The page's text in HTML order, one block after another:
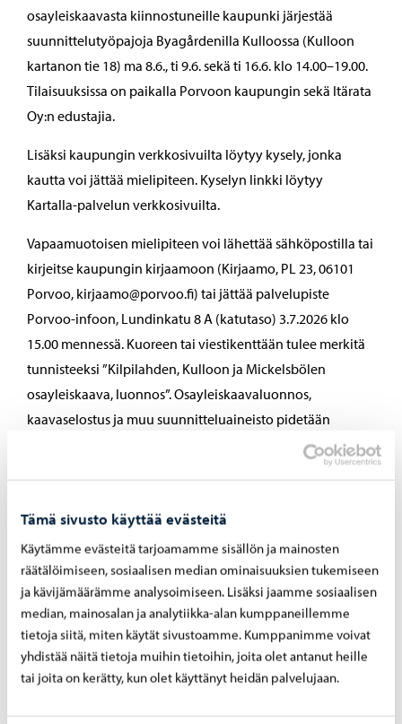
Tämä sivusto käyttää evästeitä
Käytämme evästeitä tarjoamamme sisällön ja mainosten
räätälöimiseen, sosiaalisen median ominaisuuksien tukemiseen
ja kävijämäärämme analysoimiseen. Lisäksi jaamme sosiaalisen
median, mainosalan ja analytiikka-alan kumppaneillemme
tietoja siitä, miten käytät sivustoamme. Kumppanimme voivat
yhdistää näitä tietoja muihin tietoihin, joita olet antanut heille
tai joita on kerätty, kun olet käyttänyt heidän palvelujaan.
osayleiskaavasta kiinnostuneille kaupunki järjestää
suunnittelutyöpajoja Byagårdenilla Kulloossa (Kulloon
kartanon tie 18) ma 8.6., ti 9.6. sekä ti 16.6. klo 14.00–19.00.
Tilaisuuksissa on paikalla Porvoon kaupungin sekä Itärata
Oy:n edustajia.
Lisäksi kaupungin verkkosivuilta löytyy kysely, jonka
kautta voi jättää mielipiteen. Kyselyn linkki löytyy
Kartalla-palvelun verkkosivuilta.
Vapaamuotoisen mielipiteen voi lähettää sähköpostilla tai
kirjeitse kaupungin kirjaamoon (Kirjaamo, PL 23, 06101
Porvoo, kirjaamo@porvoo.fi) tai jättää palvelupiste
Porvoo-infoon, Lundinkatu 8 A (katutaso) 3.7.2026 klo
15.00 mennessä. Kuoreen tai viestikenttään tulee merkitä
tunnisteeksi ”Kilpilahden, Kulloon ja Mickelsbölen
osayleiskaava, luonnos”. Osayleiskaavaluonnos,
kaavaselostus ja muu suunnitteluaineisto pidetään
nähtävänä 3.6.–3.7.2026 kaupungin palvelupiste Porvoo-
infossa (Lundinkatu 8 A, arkipäivisin klo 9–15) sekä
Kartalla-palvelun kysely
Osayleiskaavaluonnos, kaavaselostus ja muu
suunnitteluaineisto nähtävänä 3.7.2026 asti
Jaa FacebookJaa LinkedInJaa WhatsApp